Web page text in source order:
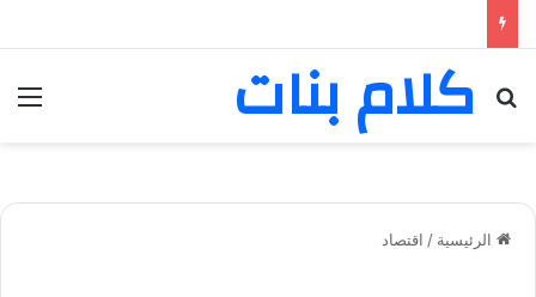
كلام بنات
بحث عن
الرئيسية / اقتصاد